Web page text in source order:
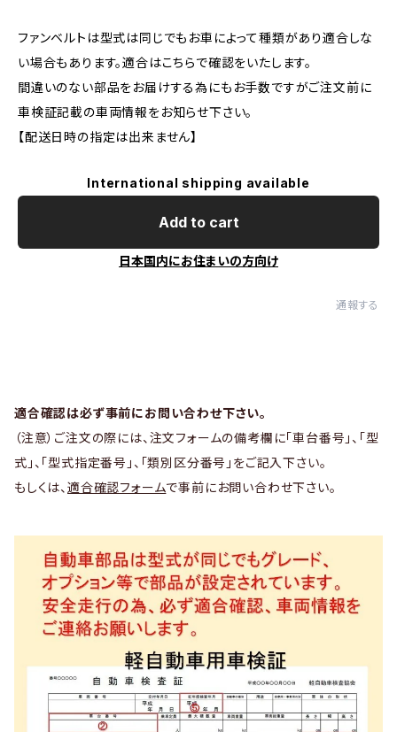
ファンベルトは型式は同じでもお車によって種類があり適合しな
い場合もあります。適合はこちらで確認をいたします。
間違いのない部品をお届けする為にもお手数ですがご注文前に
車検証記載の車両情報をお知らせ下さい。
【配送日時の指定は出来ません】
International shipping available
Add to cart
日本国内にお住まいの方向け
通報する
適合確認は必ず事前にお問い合わせ下さい。
（注意）ご注文の際には、注文フォームの備考欄に「車台番号」、「型
式」、「型式指定番号」、「類別区分番号」をご記入下さい。
もしくは、 適合確認フォームで事前にお問い合わせ下さい。